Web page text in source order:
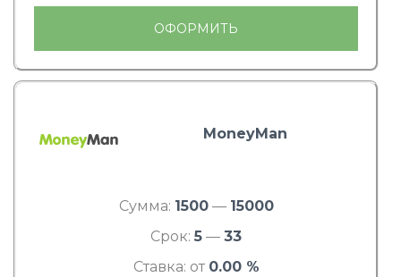
ОФОРМИТЬ
MoneyMan
Сумма: 1500— 15000
Срок: 5 — 33
Ставка: от 0.00 %